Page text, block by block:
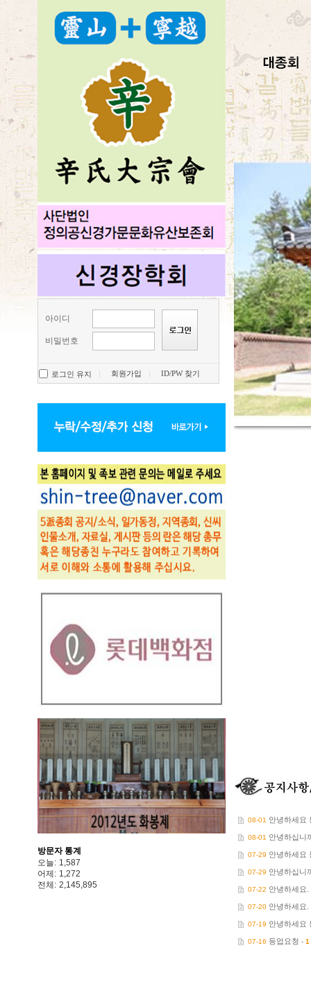
아이디
비밀번호
로그인 유지 회원가입 ID/PW 찾기
방문자 통계
오늘: 1,587
어제: 1,272
전체: 2,145,895
08-01 안녕하세요
08-01 안녕하십니
07-29 안녕하세요
07-29 안녕하십니
07-22 안녕하세요
07-20 안녕하세요
07-19 안녕하세요
07-16 등업요청 - 1